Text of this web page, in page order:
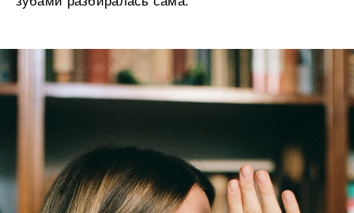
ПРО ЧТО ДЛЯ ВАС УКРАШЕНИЯ? ЕСТЬ
ЛИ В ЭТОМ ЭМОЦИОНАЛЬНАЯ СВЯЗЬ?